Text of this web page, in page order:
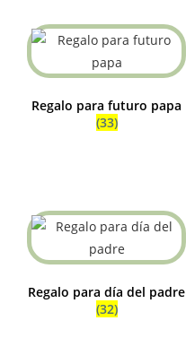
Regalo para futuro papa
(33)
Regalo para día del padre
(32)